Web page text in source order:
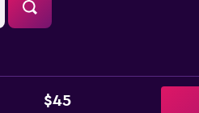
$45